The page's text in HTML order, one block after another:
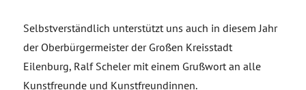
Selbstverständlich unterstützt uns auch in diesem Jahr
der Oberbürgermeister der Großen Kreisstadt
Eilenburg, Ralf Scheler mit einem Grußwort an alle
Kunstfreunde und Kunstfreundinnen.